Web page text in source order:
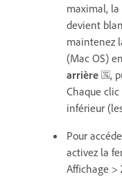
maximal,
devient
maintenez
(Mac OS)
arrière
,
Chaque clic
inférieur
Pour
activez la
Affichage >